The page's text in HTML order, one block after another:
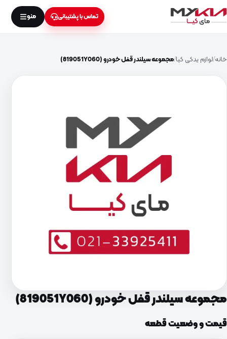
تماس با پشتیبانی منو
خانه لوازم یدکی کیا مجموعه سیلندر قفل خودرو (819051Y060)
مجموعه سیلندر قفل خودرو (819051Y060)
قیمت و وضعیت قطعه